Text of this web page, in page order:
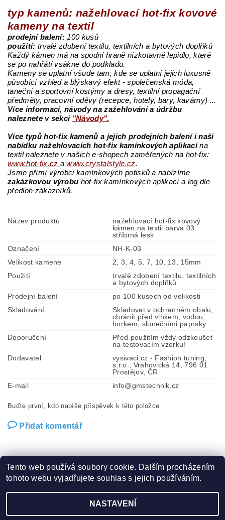
typ kamenů: nažehlovací hot-fix kovové
kameny na textil
prodejní balení: 100 kusů
použití: trvalé zdobení textilu, textilních a bytových doplňků
Každý kámen má na spodní hraně nízkotavné lepidlo, které
se po nahřátí vsákne do podkladu.
Kameny se uplatní všude tam, kde se uplatní jejich luxusně
působící vzhled a blýskavý efekt - společenská móda,
taneční a sportovní kostýmy a dresy, textilní propagační
předměty, pracovní oděvy (recepce, hotely, bary, kavárny) ...
Více informací, návody na zažehlování a údržbu
naleznete v sekci "Návody".
Více typů hot-fix kamenů a jejich prodejních balení i naši
nabídku nažehlovacích hot-fix kamínkových aplikacína
textil naleznete v našich e-shopech zaměřených na hot-fix:
www.hot-fix.cz awww.crystalstyle.cz.
Jsme přímí výrobci kamínkových potisků a nabízíme
zakázkovou výrobu hot-fix kamínkových aplikací a log dle
předloh zákazníků.
Název produktu
nažehlovací hot-fix kovový
kámen na textil barva 03
stříbrná lesk
Označení
NH-K-03
Velikost kamene
2, 3, 4, 5, 7, 10, 13, 15mm
Použití
trvalé zdobení textilu, textilních
a bytových doplňků
Prodejní balení
po 100 kusech od velikosti
Skladování
Skladovat v ochranném obalu,
chránit před vlhkem, vodou,
horkem, slunečními paprsky.
Doporučení
Před použitím vždy odzkoušet
na testovacím vzorku!
Dodavatel
vysivaci.cz - Fashion tuning,
s.r.o., Vrahovická 14, 796 01
Prostějov, ČR
E-mail
info@gmstechnik.cz
Buďte první, kdo napíše příspěvek k této položce.
Přidat komentář
Zboží.cz | Heureka.cz | Hot-fix.cz | Crystalstyle.cz
2026 ©Vysivaci.cz, všechna práva vyhrazena
Tento web používá soubory cookie. Dalším procházením
tohoto webu vyjadřujete souhlas s jejich používáním.
NASTAVENÍ